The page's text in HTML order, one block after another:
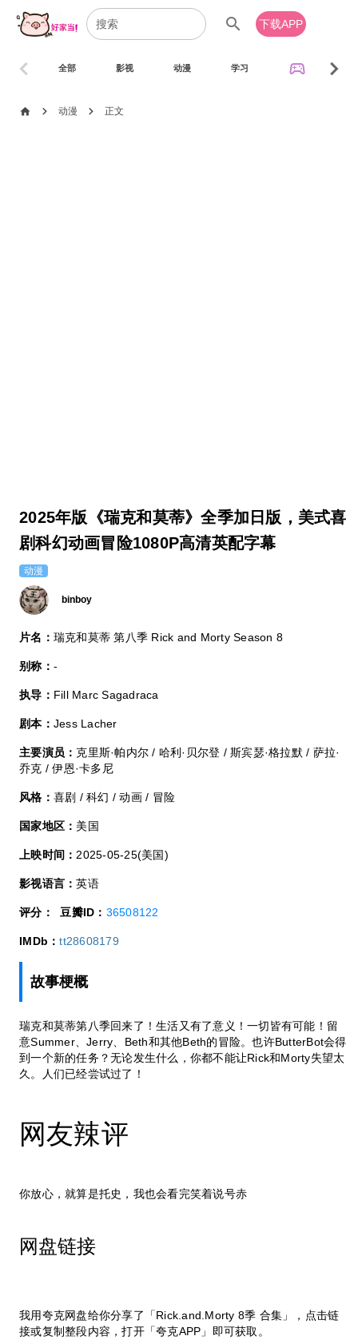
search 下载APP
全部 影视 动漫 学习 sports_esports
chevron_left chevron_right
home chevron_right 动漫 chevron_right 正文
2025年版《瑞克和莫蒂》全季加日版，美式喜
剧科幻动画冒险1080P高清英配字幕
动漫
binboy
片名： 瑞克和莫蒂 第八季 Rick and Morty Season 8
别称： -
执导： Fill Marc Sagadraca
剧本： Jess Lacher
主要演员：克里斯·帕内尔 / 哈利·贝尔登 / 斯宾瑟·格拉默 / 萨拉·
乔克 / 伊恩·卡多尼
风格： 喜剧 / 科幻 / 动画 / 冒险
国家地区： 美国
上映时间： 2025-05-25(美国)
影视语言：英语
评分： 豆瓣ID： 36508122
IMDb：tt28608179
故事梗概
瑞克和莫蒂第八季回来了！生活又有了意义！一切皆有可能！留
意Summer、Jerry、Beth和其他Beth的冒险。也许ButterBot会得
到一个新的任务？无论发生什么，你都不能让Rick和Morty失望太
久。人们已经尝试过了！
网友辣评
你放心，就算是托史，我也会看完笑着说号赤
网盘链接
我用夸克网盘给你分享了「Rick.and.Morty 8季 合集」，点击链
接或复制整段内容，打开「夸克APP」即可获取。